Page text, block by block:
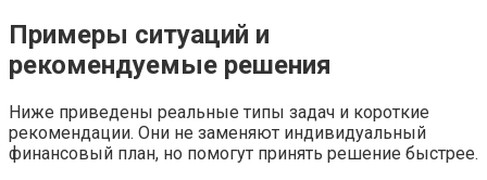
Примеры ситуаций и
рекомендуемые решения
Ниже приведены реальные типы задач и короткие
рекомендации. Они не заменяют индивидуальный
финансовый план, но помогут принять решение быстрее.